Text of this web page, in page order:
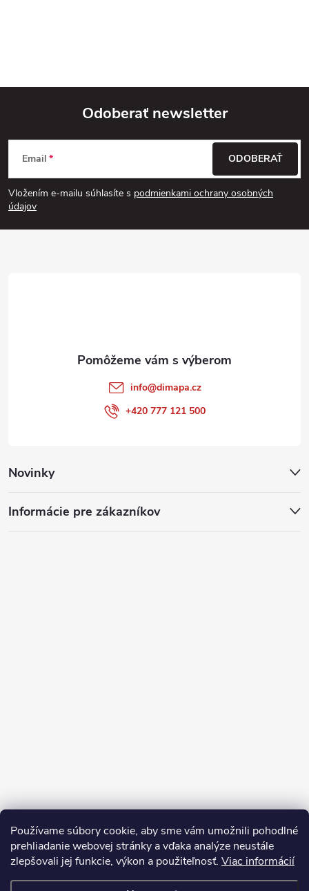
Používame súbory cookie, aby sme vám umožnili pohodlné
prehliadanie webovej stránky a vďaka analýze neustále
zlepšovali jej funkcie, výkon a použiteľnosť. Viac informácií
Z
á
p
Odoberať newsletter
Email
Vložením e-mailu súhlasíte s podmienkami ochrany osobných
údajov
ODOBERAŤ
Novinky
Informácie pre zákazníkov
info@dimapa.cz
+420 777 121 500